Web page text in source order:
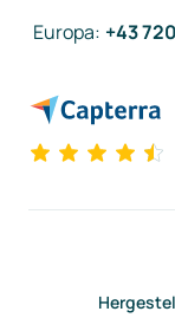
Europa: +43